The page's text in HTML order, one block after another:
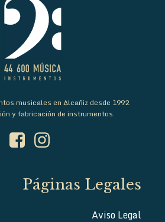
musicales en Alcañiz desde 1992.
y fabricación de instrumentos.
Páginas Legales
Aviso Legal